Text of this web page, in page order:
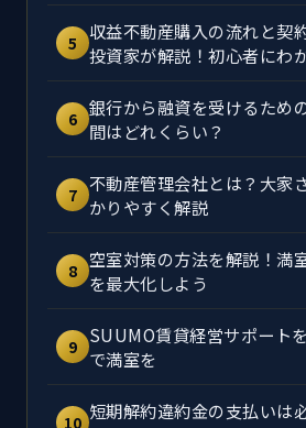
5
収益不動産購入の流れと契
投資家が解説！初心者にわ
6 銀行から融資を受けるため
間はどれくらい？
7 不動産管理会社とは？大家
かりやすく解説
8 空室対策の方法を解説！満
を最大化しよう
9 SUUMO賃貸経営サポート
で満室を
10 短期解約違約金の支払いは